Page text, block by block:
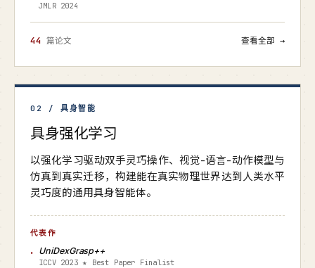
JMLR 2024
44 篇论文 查看全部 →
02 / 具身智能
具身强化学习
以强化学习驱动双手灵巧操作、视觉-语言-动作模型与
仿真到真实迁移，构建能在真实物理世界达到人类水平
灵巧度的通用具身智能体。
代表作
UniDexGrasp++
ICCV 2023 ★ Best Paper Finalist